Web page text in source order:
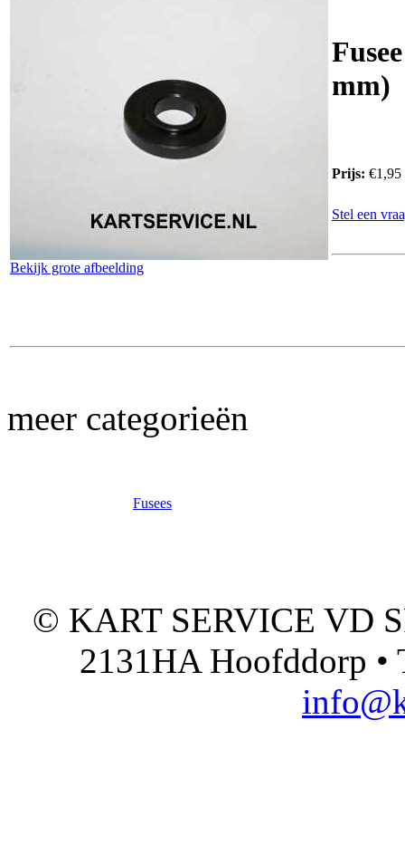
Bekijk grote afbeelding
mm)
Prijs: €1,95
Stel een
meer categorieën
Fusees
© KART SERVICE VD
2131HA Hoofddorp •